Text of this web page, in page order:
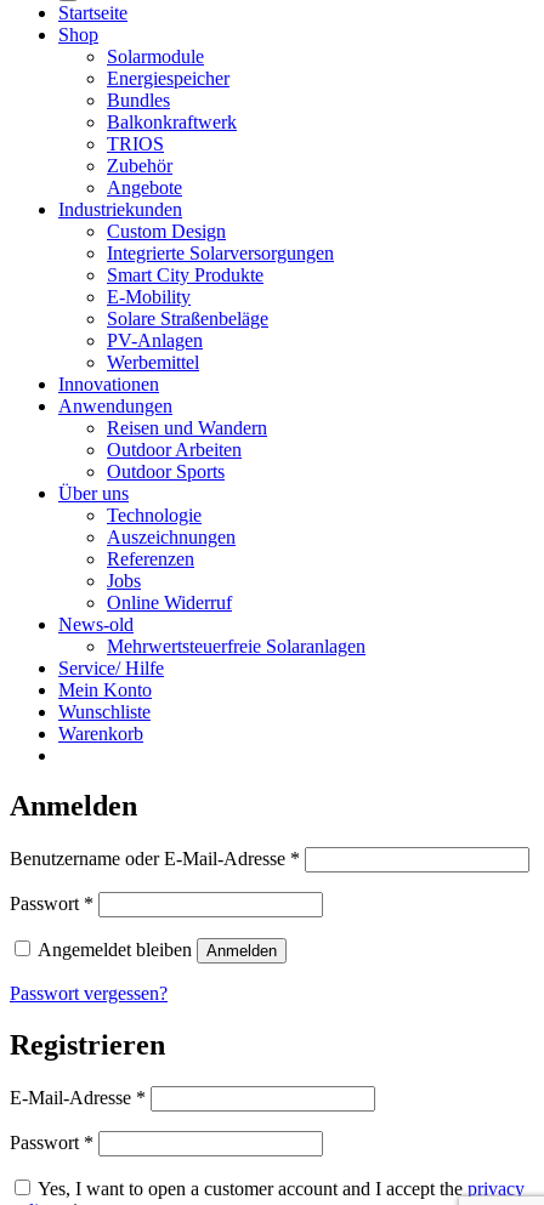
Startseite
Shop
Solarmodule
Energiespeicher
Bundles
Balkonkraftwerk
TRIOS
Zubehör
Angebote
Industriekunden
Custom Design
Integrierte Solarversorgungen
Smart City Produkte
E-Mobility
Solare Straßenbeläge
PV-Anlagen
Werbemittel
Innovationen
Anwendungen
Reisen und Wandern
Outdoor Arbeiten
Outdoor Sports
Über uns
Technologie
Auszeichnungen
Referenzen
Jobs
Online Widerruf
News-old
Mehrwertsteuerfreie Solaranlagen
Service/ Hilfe
Mein Konto
Wunschliste
Warenkorb
Anmelden
Benutzername oder E-Mail-Adresse *
Passwort *
Angemeldet bleiben Anmelden
Passwort vergessen?
Registrieren
E-Mail-Adresse *
Passwort *
Yes, I want to open a customer account and I accept the privacy